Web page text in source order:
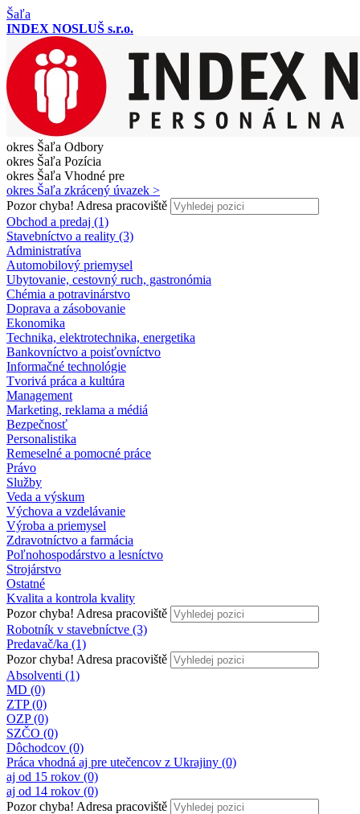
Šaľa
INDEX NOSLUŠ s.r.o.
okres Šaľa Odbory
okres Šaľa Pozícia
okres Šaľa Vhodné pre
okres Šaľa zkrácený úvazek >
Pozor chyba! Adresa pracoviště
Obchod a predaj (1)
Stavebníctvo a reality (3)
Administratíva
Automobilový priemysel
Ubytovanie, cestovný ruch, gastronómia
Chémia a potravinárstvo
Doprava a zásobovanie
Ekonomika
Technika, elektrotechnika, energetika
Bankovníctvo a poisťovníctvo
Informačné technológie
Tvorivá práca a kultúra
Management
Marketing, reklama a médiá
Bezpečnosť
Personalistika
Remeselné a pomocné práce
Právo
Služby
Veda a výskum
Výchova a vzdelávanie
Výroba a priemysel
Zdravotníctvo a farmácia
Poľnohospodárstvo a lesníctvo
Strojárstvo
Ostatné
Kvalita a kontrola kvality
Pozor chyba! Adresa pracoviště
Robotník v stavebníctve (3)
Predavač/ka (1)
Pozor chyba! Adresa pracoviště
Absolventi (1)
MD (0)
ZTP (0)
OZP (0)
SZČO (0)
Dôchodcov (0)
Práca vhodná aj pre utečencov z Ukrajiny (0)
aj od 15 rokov (0)
aj od 14 rokov (0)
Pozor chyba! Adresa pracoviště